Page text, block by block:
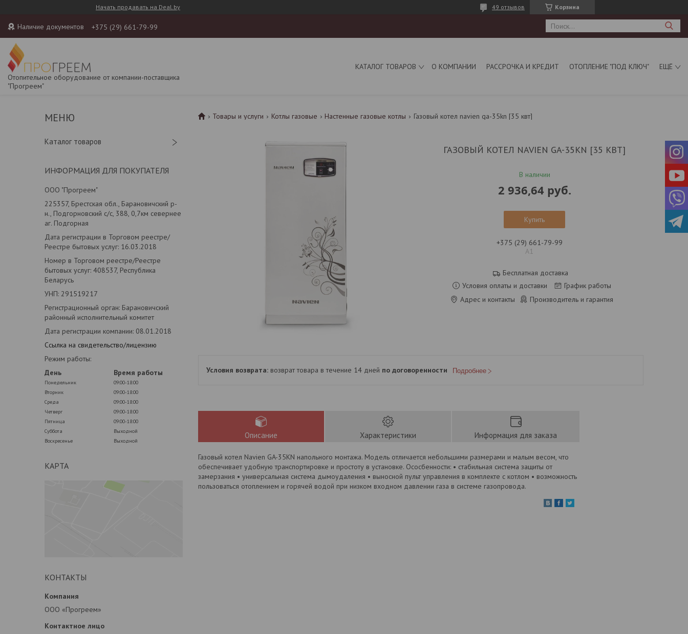
Начать продавать на Deal.by Корзина
49 отзывов
Наличие документов +375 (29) 661-79-99
Отопительное оборудование от компании-поставщика
"Прогреем"
КАТАЛОГ ТОВАРОВ О КОМПАНИИ РАССРОЧКА И КРЕДИТ ОТОПЛЕНИЕ "ПОД КЛЮЧ" ЕЩЁ
Каталог товаров
ИНФОРМАЦИЯ ДЛЯ ПОКУПАТЕЛЯ
ООО "Прогреем"
225357, Брестская обл., Барановичский р-
н., Подгорновский с/с, 388, 0,7км севернее
аг. Подгорная
Дата регистрации в Торговом реестре/
Реестре бытовых услуг: 16.03.2018
Номер в Торговом реестре/Реестре
бытовых услуг: 408537, Республика
Беларусь
УНП: 291519217
Регистрационный орган: Барановичский
районный исполнительный комитет
Дата регистрации компании: 08.01.2018
Ссылка на свидетельство/лицензию
Режим работы:
День
Время работы
Понедельник
09:00-18:00
Вторник
09:00-18:00
Среда
09:00-18:00
Четверг
09:00-18:00
Пятница
09:00-18:00
Суббота
Выходной
Воскресенье
Выходной
КАРТА
КОНТАКТЫ
ООО «Прогреем»
Товары и услуги Котлы газовые Настенные газовые котлы Газовый котел navien ga-35kn [35 квт]
ГАЗОВЫЙ КОТЕЛ NAVIEN GA-35KN [35 КВТ]
В наличии
2 936,64 руб.
Купить
+375 (29) 661-79-99
А1
Бесплатная доставка
Условия оплаты и доставки
График работы
Адрес и контакты
Производитель и гарантия
возврат товара в течение 14 дней по договоренности Подробнее
Описание Характеристики Информация для заказа
Газовый котел Navien GA-35KN напольного монтажа. Модель отличается небольшими размерами и малым весом, что
обеспечивает удобную транспортировке и простоту в установке. Ососбенности: • стабильная система защиты от
замерзания • универсальная система дымоудаления • выносной пульт управления в комплекте с котлом • возможность
пользоваться отоплением и горячей водой при низком входном давлении газа в системе газопровода.